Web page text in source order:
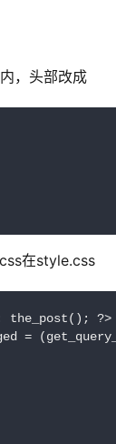
，头部改成
在style.css
the_post(); ?>
=